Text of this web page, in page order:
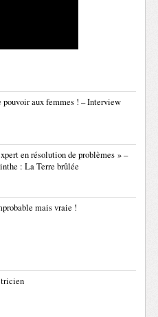
aux femmes ! – Interview
en résolution de problèmes » –
: La Terre brûlée
mais vraie !